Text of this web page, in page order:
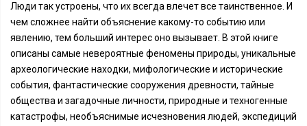
Люди так устроены, что их всегда влечет все таинственное. И
чем сложнее найти объяснение какому-то событию или
явлению, тем больший интерес оно вызывает. В этой книге
описаны самые невероятные феномены природы, уникальные
археологические находки, мифологические и исторические
события, фантастические сооружения древности, тайные
общества и загадочные личности, природные и техногенные
катастрофы, необъяснимые исчезновения людей, экспедиций